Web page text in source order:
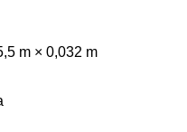
m × 0,032 m